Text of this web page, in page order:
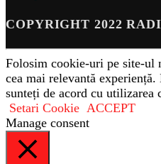
COPYRIGHT 2022
Folosim cookie-uri pe site-ul
cea mai relevantă
sunteți de acord cu utilizarea
Setari Cookie ACCEPT
Manage consent